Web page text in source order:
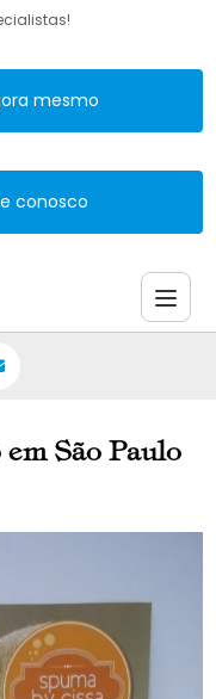
mesmo
conosco
SAO PAULO
São Paulo